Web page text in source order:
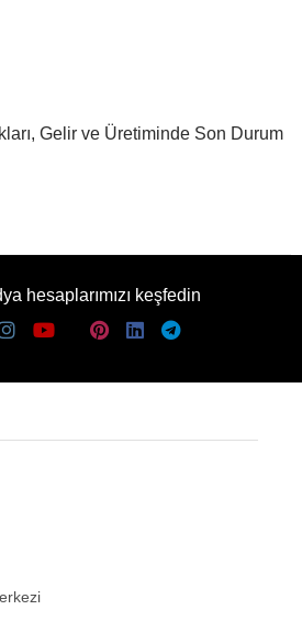
Gelir ve Üretiminde Son Durum
hesaplarımızı keşfedin